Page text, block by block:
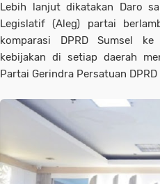
Lebih lanjut dikatakan Daro
Legislatif (Aleg) partai
komparasi DPRD Sumsel
kebijakan di setiap daerah
Partai Gerindra Persatuan